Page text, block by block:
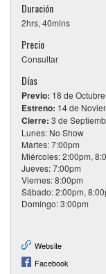
Duración
2hrs, 40mins
Precio
Consultar
Días
Previo: 18 de
Estreno: 14 de
Cierre: 3 de
Lunes: No Show
Martes: 7:00pm
Miércoles: 2:00pm,
Jueves: 7:00pm
Viernes: 8:00pm
Sábado: 2:00pm,
Domingo: 3:00pm
Website
Facebook